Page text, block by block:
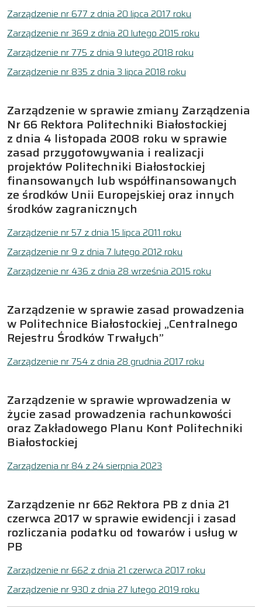
Zarządzenie nr 677 z dnia 20 lipca 2017 roku
Zarządzenie nr 369 z dnia 20 lutego 2015 roku
Zarządzenie nr 775 z dnia 9 lutego 2018 roku
Zarządzenie nr 835 z dnia 3 lipca 2018 roku
Zarządzenie w sprawie zmiany Zarządzenia
Nr 66 Rektora Politechniki Białostockiej
z dnia 4 listopada 2008 roku w sprawie
zasad przygotowywania i realizacji
projektów Politechniki Białostockiej
finansowanych lub współfinansowanych
ze środków Unii Europejskiej oraz innych
środków zagranicznych
Zarządzenie nr 57 z dnia 15 lipca 2011 roku
Zarządzenie nr 9 z dnia 7 lutego 2012 roku
Zarządzenie nr 436 z dnia 28 września 2015 roku
Zarządzenie w sprawie zasad prowadzenia
w Politechnice Białostockiej „Centralnego
Rejestru Środków Trwałych”
Zarządzenie nr 754 z dnia 28 grudnia 2017 roku
Zarządzenie w sprawie wprowadzenia w
życie zasad prowadzenia rachunkowości
oraz Zakładowego Planu Kont Politechniki
Białostockiej
Zarządzenia nr 84 z 24 sierpnia 2023
Zarządzenie nr 662 Rektora PB z dnia 21
czerwca 2017 w sprawie ewidencji i zasad
rozliczania podatku od towarów i usług w
PB
Zarządzenie nr 662 z dnia 21 czerwca 2017 roku
Zarządzenie nr 930 z dnia 27 lutego 2019 roku